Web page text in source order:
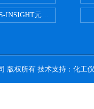
INSIGHT元素光谱分析仪
版权所有 技术支持： 化工